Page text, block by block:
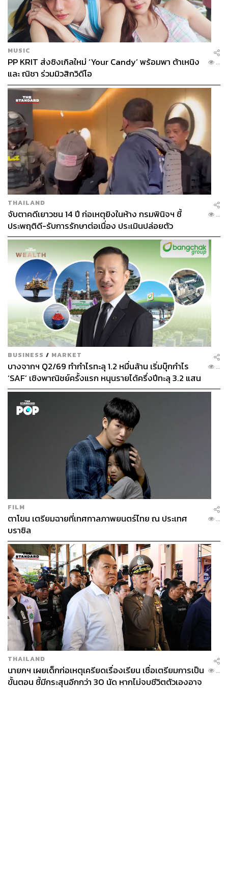
MUSIC
PP KRIT ส่งซิงเกิลใหม่ ‘Your Candy’ พร้อมพา ต้าเหนิง
และ ณิชา ร่วมมิวสิกวิดีโอ
...
THAILAND
จับตาคดีเยาวชน 14 ปี ก่อเหตุยิงในห้าง กรมพินิจฯ ชี้
ประพฤติดี-รับการรักษาต่อเนื่อง ประเมินปล่อยตัว
...
BUSINESS / MARKET
บางจากฯ Q2/69 ทำกำไรทะลุ 1.2 หมื่นล้าน เริ่มบุ๊กกำไร
‘SAF’ เชิงพาณิชย์ครั้งแรก หนุนรายได้ครึ่งปีทะลุ 3.2 แสน
ล้าน
...
FILM
ตาโขน เตรียมฉายที่เทศกาลภาพยนตร์ไทย ณ ประเทศ
บราซิล
...
THAILAND
นายกฯ เผยเด็กก่อเหตุเครียดเรื่องเรียน เชื่อเตรียมการเป็น
ขั้นตอน ชี้มีกระสุนอีกกว่า 30 นัด หากไม่จบชีวิตตัวเองอาจ
...